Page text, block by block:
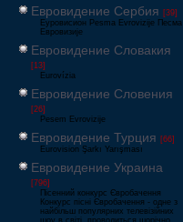
Евровидение Сербия [39]
Еуровисион Pesma Evrovizije Песма
Евровизије
Евровидение Словакия
[13]
Eurovízia
Евровидение Словения
[26]
Pesem Evrovizije
Евровидение Турция [66]
Eurovision Şarkı Yarışması
Евровидение Украина
[796]
Пісенний конкурс Євробачення
Конкурс пісні Євробачення - одне з
найбільш популярних телевізійних
шоу в світі, проводиться щорічно,